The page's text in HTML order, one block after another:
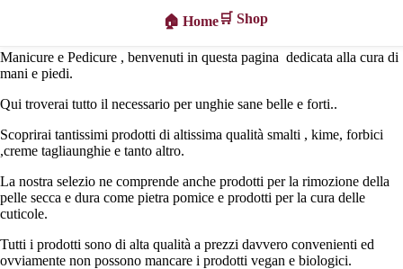
🏠 Home🛒 Shop
PM
Beauty
Manicure e Pedicure , benvenuti in questa pagina dedicata alla cura di
mani e piedi.
Qui troverai tutto il necessario per unghie sane belle e forti..
Scoprirai tantissimi prodotti di altissima qualità smalti , kime, forbici
,creme tagliaunghie e tanto altro.
La nostra selezio ne comprende anche prodotti per la rimozione della
pelle secca e dura come pietra pomice e prodotti per la cura delle
cuticole.
Tutti i prodotti sono di alta qualità a prezzi davvero convenienti ed
ovviamente non possono mancare i prodotti vegan e biologici.